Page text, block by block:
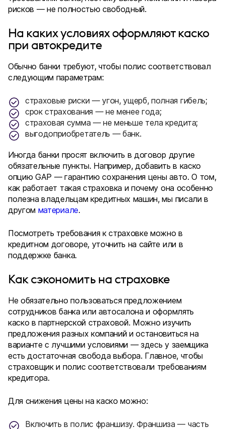
рисков — не полностью свободный.
На каких условиях оформляют каско
при автокредите
Обычно банки требуют, чтобы полис соответствовал
следующим параметрам:
страховые риски — угон, ущерб, полная гибель;
срок страхования — не менее года;
страховая сумма — не меньше тела кредита;
выгодоприобретатель — банк.
Иногда банки просят включить в договор другие
обязательные пункты. Например, добавить в каско
опцию GAP — гарантию сохранения цены авто. О том,
как работает такая страховка и почему она особенно
полезна владельцам кредитных машин, мы писали в
другом материале.
Посмотреть требования к страховке можно в
кредитном договоре, уточнить на сайте или в
поддержке банка.
Как сэкономить на страховке
Не обязательно пользоваться предложением
сотрудников банка или автосалона и оформлять
каско в партнерской страховой. Можно изучить
предложения разных компаний и остановиться на
варианте с лучшими условиями — здесь у заемщика
есть достаточная свобода выбора. Главное, чтобы
страховщик и полис соответствовали требованиям
кредитора.
Для снижения цены на каско можно:
Включить в полис франшизу. Франшиза — часть